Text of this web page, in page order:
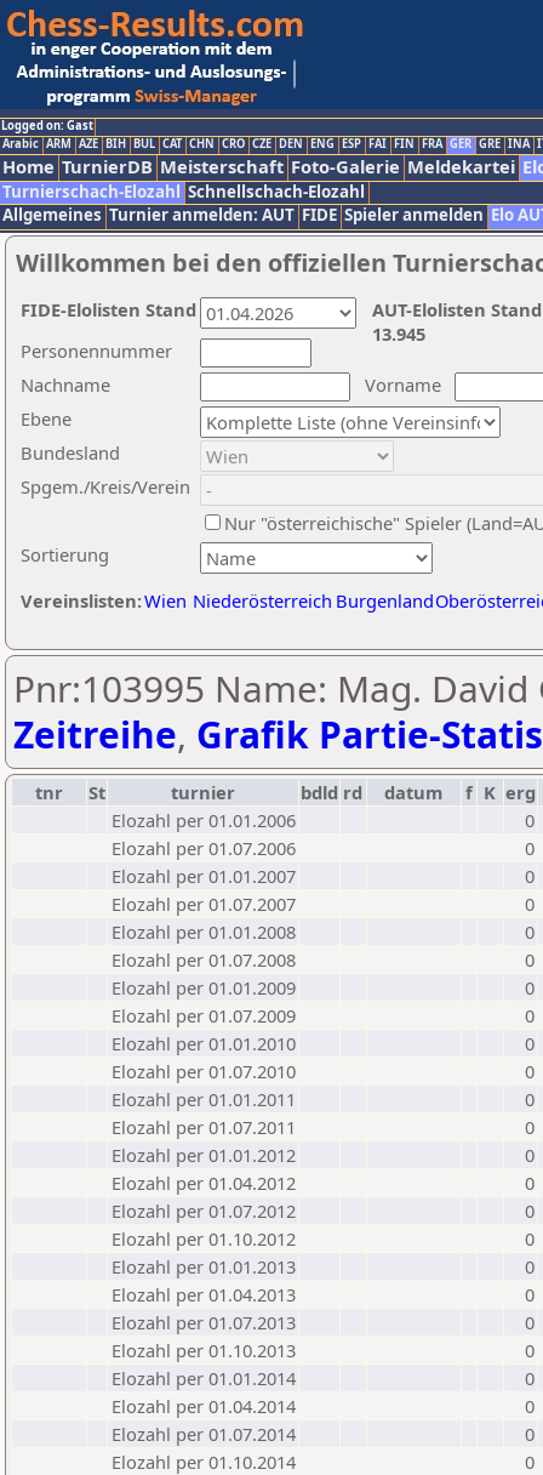
Logged on: Gast
Arabic ARM AZE BIH BUL CAT CHN CRO CZE DEN ENG ESP FAI FIN FRA GER GRE INA
Home TurnierDB Meisterschaft Foto-Galerie Meldekartei
Turnierschach-Elozahl Schnellschach-Elozahl
Allgemeines Turnier anmelden: AUT FIDE Spieler anmelden Elo
Willkommen bei den offiziellen
Nachname
Vorname
Ebene
Sortierung
Personennummer
Bundesland
Spgem./Kreis/Verein
Nur "österreichische" Spieler
Vereinslisten:Wien Niederösterreich Burgenland
AUT-Elolisten
13.945
FIDE-Elolisten Stand
Pnr:103995 Name: Mag. David
Zeitreihe, Grafik Partie-
tnr St turnier bdld rd datum f K erg
Elozahl per 01.01.2006
0
Elozahl per 01.07.2006
0
Elozahl per 01.01.2007
0
Elozahl per 01.07.2007
0
Elozahl per 01.01.2008
0
Elozahl per 01.07.2008
0
Elozahl per 01.01.2009
0
Elozahl per 01.07.2009
0
Elozahl per 01.01.2010
0
Elozahl per 01.07.2010
0
Elozahl per 01.01.2011
0
Elozahl per 01.07.2011
0
Elozahl per 01.01.2012
0
Elozahl per 01.04.2012
0
Elozahl per 01.07.2012
0
Elozahl per 01.10.2012
0
Elozahl per 01.01.2013
0
Elozahl per 01.04.2013
0
Elozahl per 01.07.2013
0
Elozahl per 01.10.2013
0
Elozahl per 01.01.2014
0
Elozahl per 01.04.2014
0
Elozahl per 01.07.2014
0
Elozahl per 01.10.2014
0